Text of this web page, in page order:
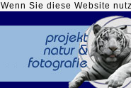
Wenn Sie diese Website